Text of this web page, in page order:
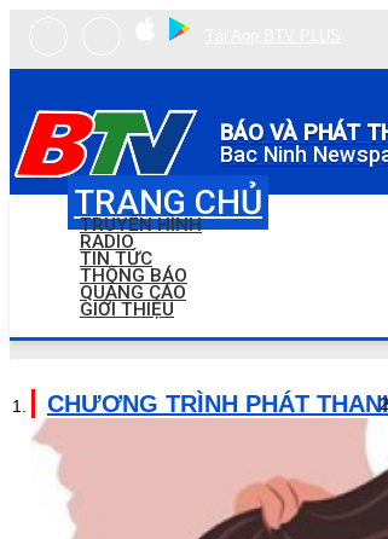
BÁO VÀ PHÁT
Bac Ninh
TRANG CHỦ
TRUYỀN HÌNH
RADIO
TIN TỨC
THÔNG BÁO
QUẢNG CÁO
GIỚI THIỆU
CHƯƠNG TRÌNH PHÁT